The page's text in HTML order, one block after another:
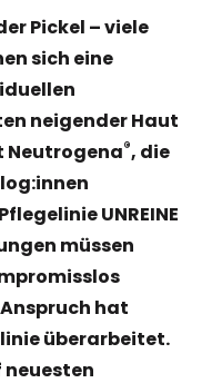
Pickel – viele
sich eine
neigender Haut
Neutrogena®, die
UNREINE
müssen
hat
überarbeitet.
neuesten